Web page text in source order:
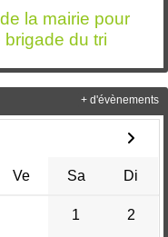
la mairie pour
du tri
Ve Sa Di
1 2
+ d'évènements